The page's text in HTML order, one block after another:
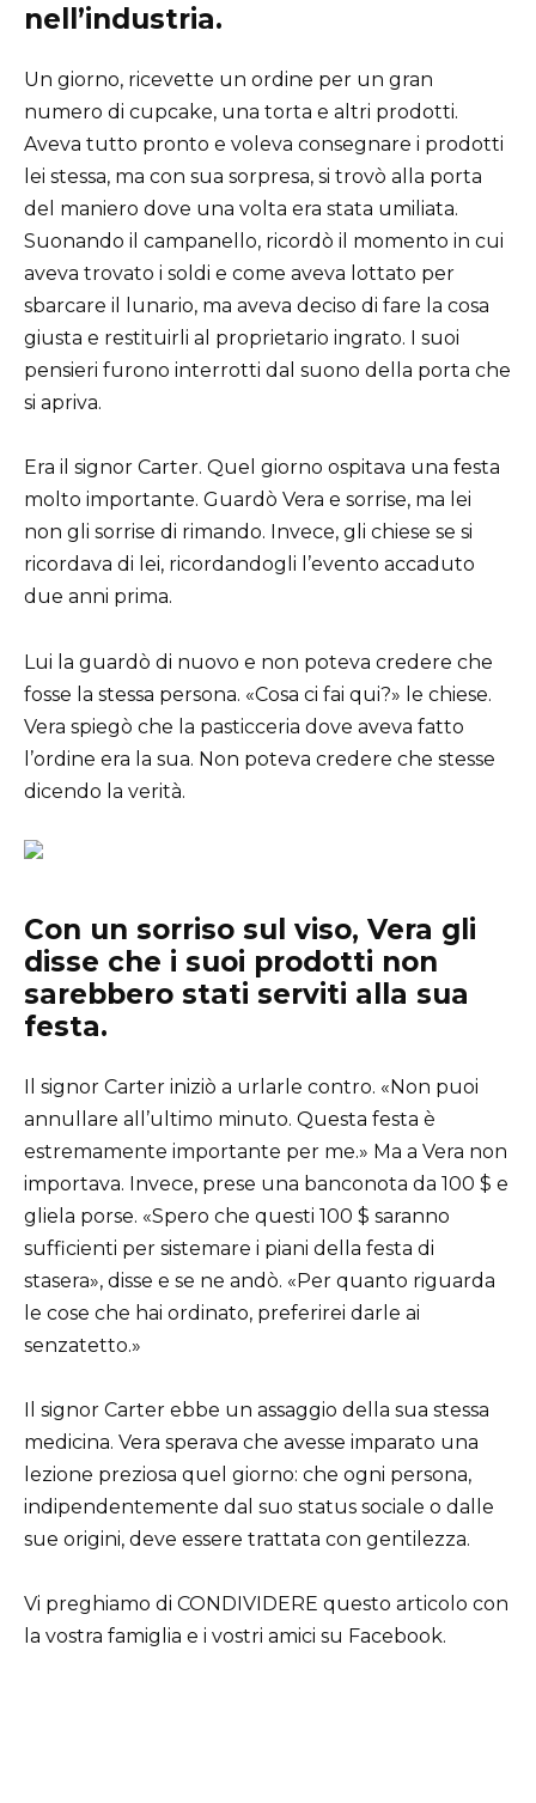
nell’industria.
Un giorno, ricevette un ordine per un gran
numero di cupcake, una torta e altri prodotti.
Aveva tutto pronto e voleva consegnare i prodotti
lei stessa, ma con sua sorpresa, si trovò alla porta
del maniero dove una volta era stata umiliata.
Suonando il campanello, ricordò il momento in cui
aveva trovato i soldi e come aveva lottato per
sbarcare il lunario, ma aveva deciso di fare la cosa
giusta e restituirli al proprietario ingrato. I suoi
pensieri furono interrotti dal suono della porta che
si apriva.
Era il signor Carter. Quel giorno ospitava una festa
molto importante. Guardò Vera e sorrise, ma lei
non gli sorrise di rimando. Invece, gli chiese se si
ricordava di lei, ricordandogli l’evento accaduto
due anni prima.
Lui la guardò di nuovo e non poteva credere che
fosse la stessa persona. «Cosa ci fai qui?» le chiese.
Vera spiegò che la pasticceria dove aveva fatto
l’ordine era la sua. Non poteva credere che stesse
dicendo la verità.
Con un sorriso sul viso, Vera gli
disse che i suoi prodotti non
sarebbero stati serviti alla sua
festa.
Il signor Carter iniziò a urlarle contro. «Non puoi
annullare all’ultimo minuto. Questa festa è
estremamente importante per me.» Ma a Vera non
importava. Invece, prese una banconota da 100 $ e
gliela porse. «Spero che questi 100 $ saranno
sufficienti per sistemare i piani della festa di
stasera», disse e se ne andò. «Per quanto riguarda
le cose che hai ordinato, preferirei darle ai
senzatetto.»
Il signor Carter ebbe un assaggio della sua stessa
medicina. Vera sperava che avesse imparato una
lezione preziosa quel giorno: che ogni persona,
indipendentemente dal suo status sociale o dalle
sue origini, deve essere trattata con gentilezza.
Vi preghiamo di CONDIVIDERE questo articolo con
la vostra famiglia e i vostri amici su Facebook.